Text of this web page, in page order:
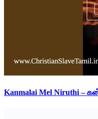
Kanmalai Mel Niruthi –